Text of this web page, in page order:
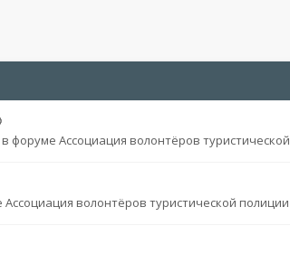
в форуме Ассоциация волонтёров
Ассоциация волонтёров туристической